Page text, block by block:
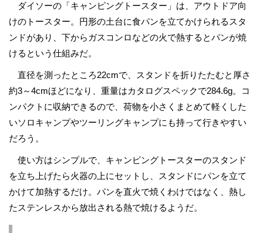
ダイソーの「キャンピングトースター」は、アウトドア向
けのトースター。円形の土台に食パンを立てかけられるスタ
ンドがあり、下からガスコンロなどの火で熱するとパンが焼
けるという仕組みだ。
直径を測ったところ22cmで、スタンドを折りたたむと厚さ
約3～4cmほどになり、重量はカタログスペックで284.6g。コ
ンパクトに収納できるので、荷物を小さくまとめて軽くした
いソロキャンプやツーリングキャンプにも持って行きやすい
だろう。
使い方はシンプルで、キャンピングトースターのスタンド
を立ち上げたら火器の上にセットし、スタンドにパンを立て
かけて加熱するだけ。パンを直火で焼くわけではなく、熱し
たステンレスから放出される熱で焼けるようだ。